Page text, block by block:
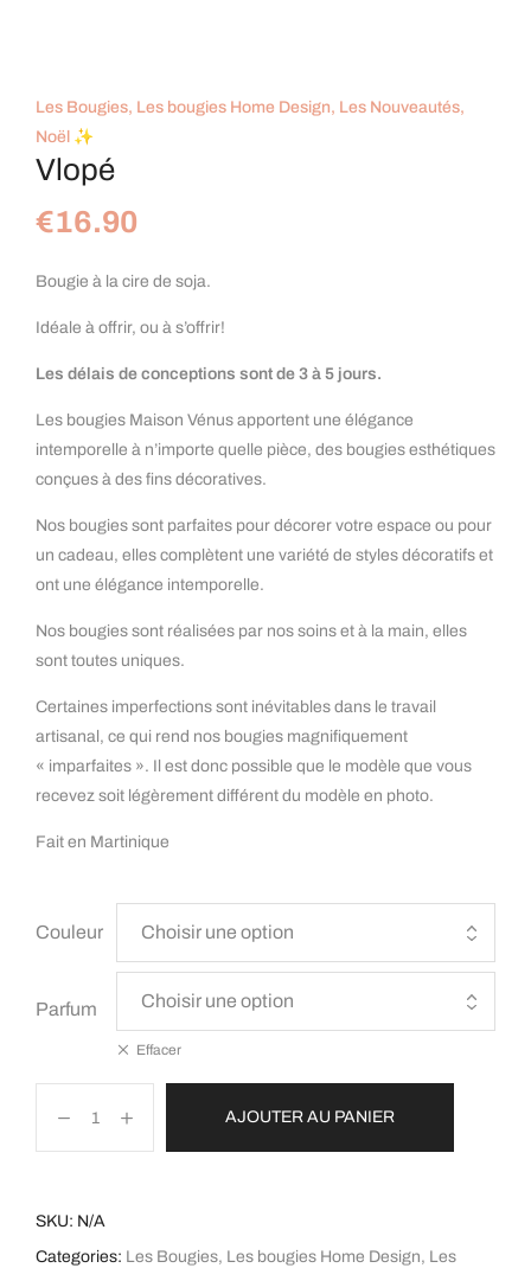
Les Bougies, Les bougies Home Design, Les Nouveautés,
Noël ✨
Vlopé
€16.90
Bougie à la cire de soja.
Idéale à offrir, ou à s’offrir!
Les délais de conceptions sont de 3 à 5 jours.
Les bougies Maison Vénus apportent une élégance
intemporelle à n’importe quelle pièce, des bougies esthétiques
conçues à des fins décoratives.
Nos bougies sont parfaites pour décorer votre espace ou pour
un cadeau, elles complètent une variété de styles décoratifs et
ont une élégance intemporelle.
Nos bougies sont réalisées par nos soins et à la main, elles
sont toutes uniques.
Certaines imperfections sont inévitables dans le travail
artisanal, ce qui rend nos bougies magnifiquement
« imparfaites ». Il est donc possible que le modèle que vous
recevez soit légèrement différent du modèle en photo.
Fait en Martinique
Couleur
Parfum
Effacer
AJOUTER AU PANIER
SKU: N/A
Categories: Les Bougies, Les bougies Home Design, Les